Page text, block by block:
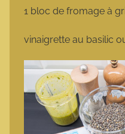
1 bloc de fromage à
vinaigrette au basilic